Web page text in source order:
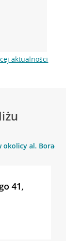
aktualności
okolicy al. Bora-
41,